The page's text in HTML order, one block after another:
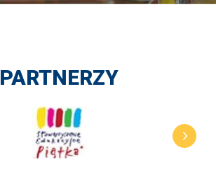
PARTNERZY